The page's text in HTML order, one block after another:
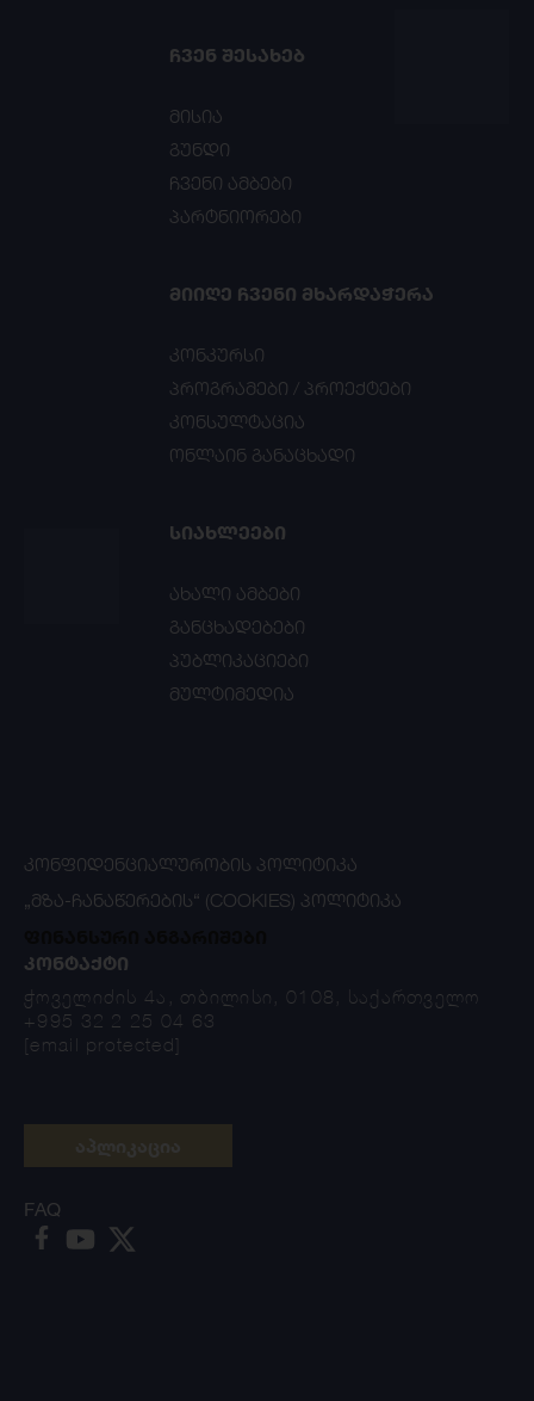
ᲩᲕᲔᲜ ᲨᲔᲡᲐᲮᲔᲑ
მისია
გუნდი
ჩვენი ამბები
პარტნიორები
ᲛᲘᲘᲦᲔ ᲩᲕᲔᲜᲘ ᲛᲮᲐᲠᲓᲐᲭᲔᲠᲐ
კონკურსი
პროგრამები / პროექტები
კონსულტაცია
ონლაინ განაცხადი
ᲡᲘᲐᲮᲚᲔᲔᲑᲘ
ახალი ამბები
განცხადებები
პუბლიკაციები
მულტიმედია
ᲙᲝᲜᲤᲘᲓᲔᲜᲪᲘᲐᲚᲣᲠᲝᲑᲘᲡ ᲞᲝᲚᲘᲢᲘᲙᲐ
„ᲛᲖᲐ-ᲩᲐᲜᲐᲬᲔᲠᲔᲑᲘᲡ“ (COOKIES) ᲞᲝᲚᲘᲢᲘᲙᲐ
ᲙᲝᲜᲢᲐᲥᲢᲘ
ჭოველიძის 4ა, თბილისი, 0108, საქართველო
+995 32 2 25 04 63
[email protected]
FAQ